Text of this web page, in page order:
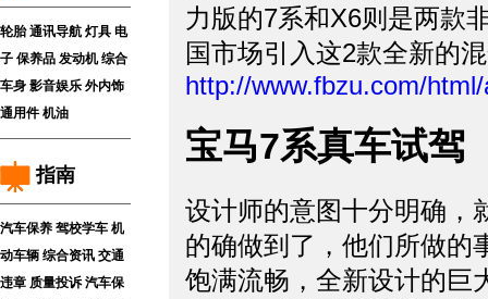
轮胎 通讯导航 灯具 电
子 保养品 发动机 综合
车身 影音娱乐 外内饰
通用件 机油
指南
汽车保养 驾校学车 机
动车辆 综合资讯 交通
违章 质量投诉 汽车保
力版的7系和X6则是两款
国市场引入这2款全新的
http://www.fbzu.com/
宝马7系真车试驾
设计师的意图十分明确，
的确做到了，他们所做的
饱满流畅，全新设计的巨